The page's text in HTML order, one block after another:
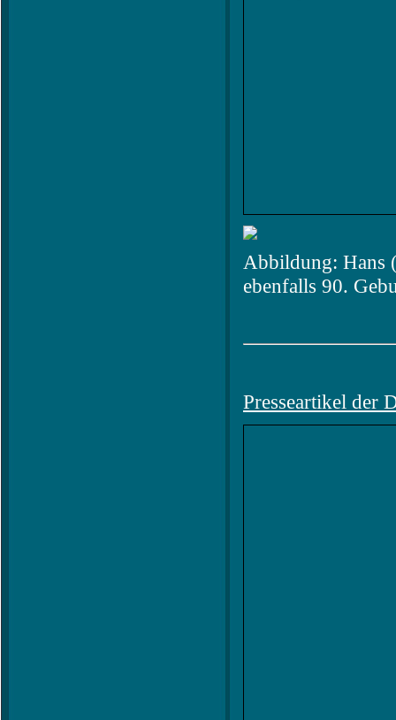
Abbildung: Hans
ebenfalls 90.
Presseartikel der